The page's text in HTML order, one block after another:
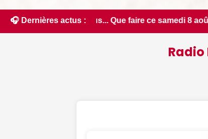
🎧 Dernières actus :
le Cher - Le Berry Républicain • 📰 6